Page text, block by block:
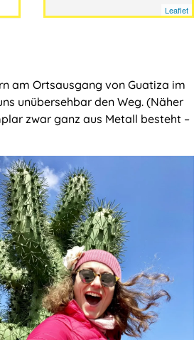
Leaflet
am Ortsausgang von Guatiza im
unübersehbar den Weg. (Näher
zwar ganz aus Metall besteht –